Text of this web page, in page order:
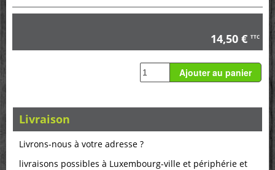
14,50 € TTC
Livraison
Livrons-nous à votre adresse ?
livraisons possibles à Luxembourg-ville et périphérie et